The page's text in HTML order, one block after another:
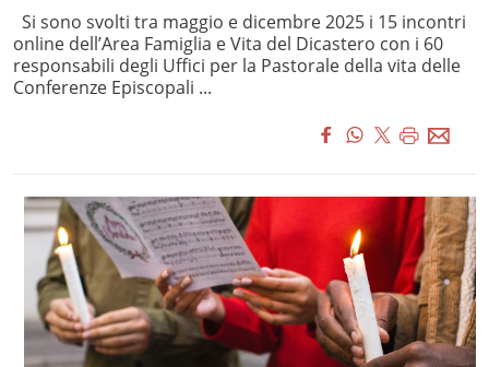
Si sono svolti tra maggio e dicembre 2025 i 15 incontri
online dell’Area Famiglia e Vita del Dicastero con i 60
responsabili degli Uffici per la Pastorale della vita delle
Conferenze Episcopali ...